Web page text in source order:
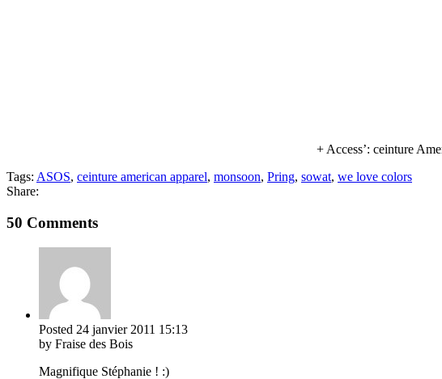
+ Access’: ceinture
Tags: ASOS, ceinture american apparel, monsoon, Pring, sowat, we love colors
Share:
50 Comments
Posted 24 janvier 2011 15:13
by Fraise des Bois
Magnifique Stéphanie ! :)